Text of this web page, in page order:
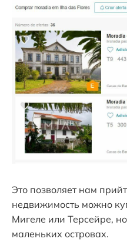
Это позволяет нам
недвижимость можно
Мигеле или Терсейре,
маленьких островах.